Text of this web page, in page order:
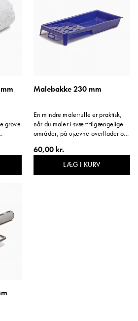
grove
Malebakke 230 mm
En mindre malerrulle er praktisk,
når du maler i svært tilgængelige
områder, på ujævne overflader og
valg til mindre flader, møbler, døre
og træværk, når du ikke ønsker at
60,00 kr.
LÆG I KURV